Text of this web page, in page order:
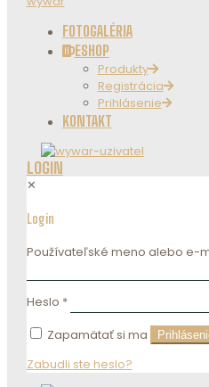
FOTOGALÉRIA
ESHOP
Produkty
Registrácia
Prihlásenie
KONTAKT
LOGIN
✕
Login
Používateľské meno alebo e-
Heslo *
Zapamätať si ma
Zabudli ste heslo?